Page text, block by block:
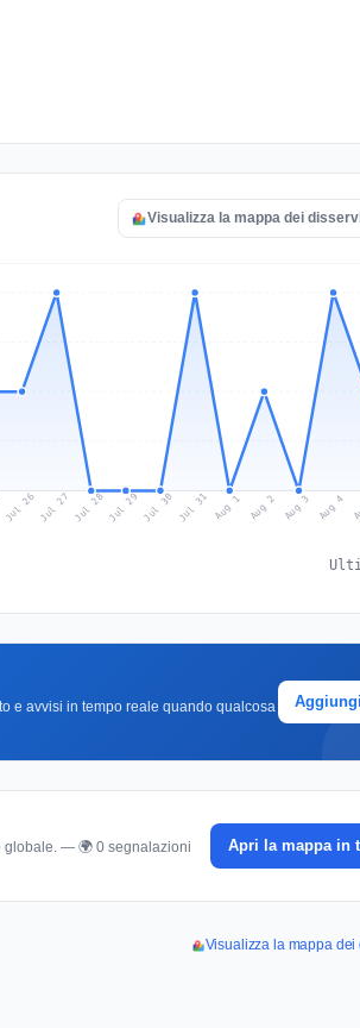
Visualizza la mappa dei
Jul 26Jul 27 Jul 28Jul 29 Jul 30 Jul 31 Aug 1 Aug 2 Aug 3 Aug 4
e avvisi in tempo reale quando qualcosa
globale. — 🌍 0 segnalazioni
Apri la mappa in
Visualizza la mappa